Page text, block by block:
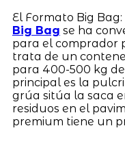
El Formato Big
Big Bag se ha
para el comprador
trata de un
para 400-500 kg
principal es la
grúa sitúa la saca
residuos en el
premium tiene un